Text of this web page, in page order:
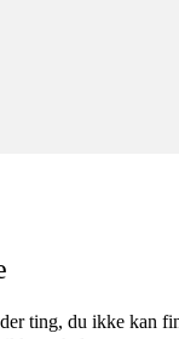
ting, du ikke kan